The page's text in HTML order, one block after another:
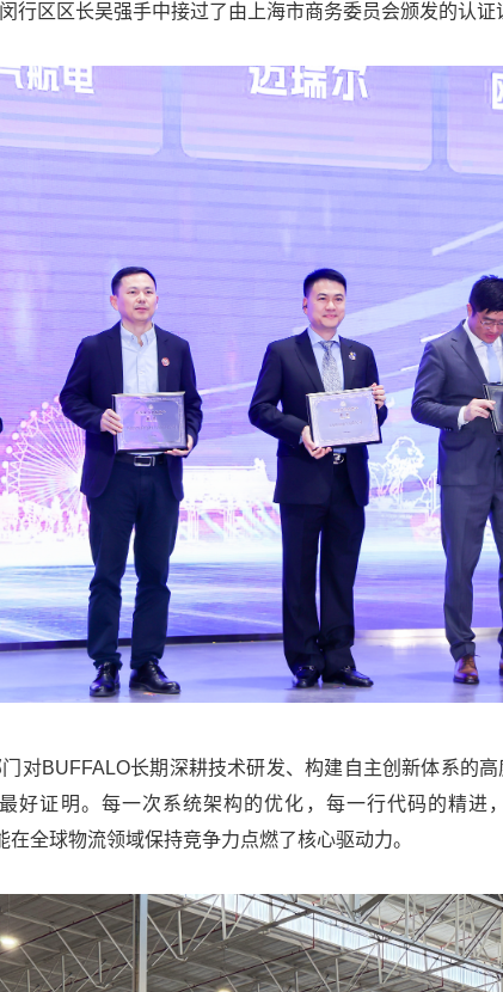
行区区长吴强手中接过了由上海市商务委员会颁发的认证
对BUFFALO长期深耕技术研发、构建自主创新体系的
好证明。每一次系统架构的优化，每一行代码的精进
全球物流领域保持竞争力点燃了核心驱动力。